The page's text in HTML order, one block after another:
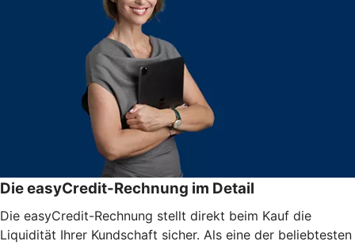
Die easyCredit-Rechnung im Detail
Die easyCredit-Rechnung stellt direkt beim Kauf die
Liquidität Ihrer Kundschaft sicher. Als eine der beliebtesten